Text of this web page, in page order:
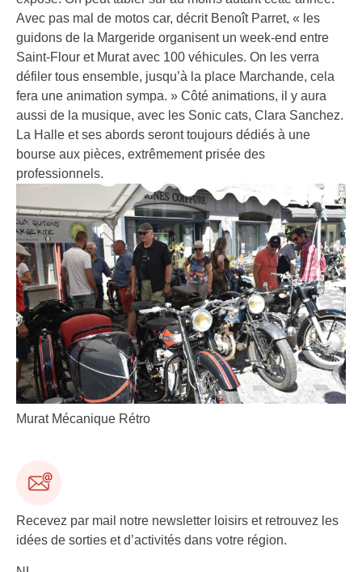
Avec pas mal de motos car, décrit Benoît Parret, « les
guidons de la Margeride organisent un week-end entre
Saint-Flour et Murat avec 100 véhicules. On les verra
défiler tous ensemble, jusqu’à la place Marchande, cela
fera une animation sympa. » Côté animations, il y aura
aussi de la musique, avec les Sonic cats, Clara Sanchez.
La Halle et ses abords seront toujours dédiés à une
bourse aux pièces, extrêmement prisée des
professionnels.
Murat Mécanique Rétro
Recevez par mail notre newsletter loisirs et retrouvez les
idées de sorties et d’activités dans votre région.